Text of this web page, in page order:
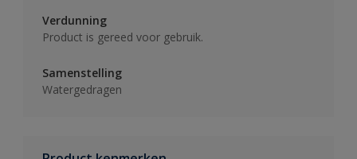
Verdunning
Product is gereed voor gebruik.
Samenstelling
Watergedragen